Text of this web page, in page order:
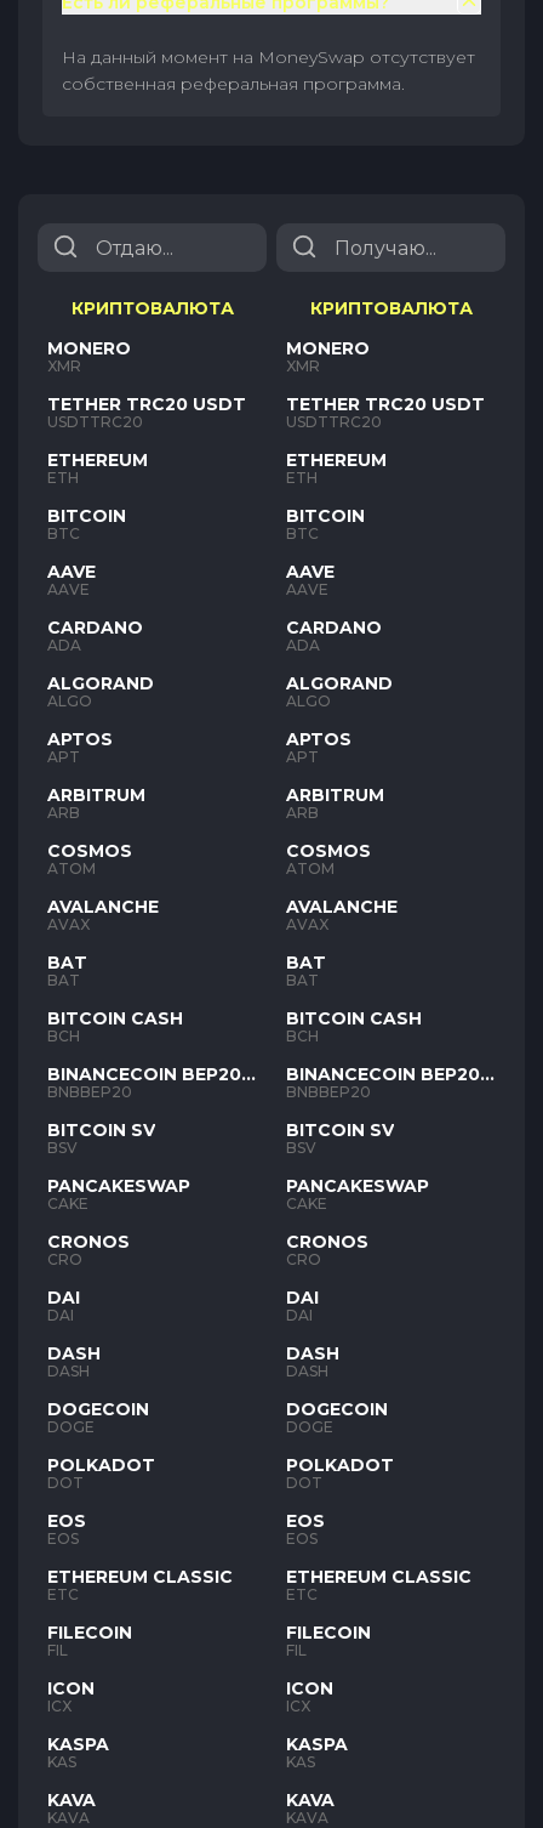
На данный момент на MoneySwap отсутствует
собственная реферальная программа.
КРИПТОВАЛЮТА
MONERO
XMR
TETHER TRC20 USDT
USDTTRC20
ETHEREUM
ETH
BITCOIN
BTC
AAVE
AAVE
CARDANO
ADA
ALGORAND
ALGO
APTOS
APT
ARBITRUM
ARB
COSMOS
ATOM
AVALANCHE
AVAX
BAT
BAT
BITCOIN CASH
BCH
BINANCECOIN BEP20
BNB
BNBBEP20
BITCOIN SV
BSV
PANCAKESWAP
CAKE
CRONOS
CRO
DAI
DAI
DASH
DASH
DOGECOIN
DOGE
POLKADOT
DOT
EOS
EOS
ETHEREUM CLASSIC
ETC
FILECOIN
FIL
ICON
ICX
KASPA
KAS
KAVA
KAVA
КРИПТОВАЛЮТА
MONERO
XMR
TETHER TRC20 USDT
USDTTRC20
ETHEREUM
ETH
BITCOIN
BTC
AAVE
AAVE
CARDANO
ADA
ALGORAND
ALGO
APTOS
APT
ARBITRUM
ARB
COSMOS
ATOM
AVALANCHE
AVAX
BAT
BAT
BITCOIN CASH
BCH
BINANCECOIN BEP20
BNB
BNBBEP20
BITCOIN SV
BSV
PANCAKESWAP
CAKE
CRONOS
CRO
DAI
DAI
DASH
DASH
DOGECOIN
DOGE
POLKADOT
DOT
EOS
EOS
ETHEREUM CLASSIC
ETC
FILECOIN
FIL
ICON
ICX
KASPA
KAS
KAVA
KAVA